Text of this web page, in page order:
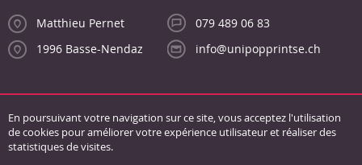
Matthieu Pernet
1996 Basse-Nendaz
079 489 06 83
info@unipopprintse.ch
En poursuivant votre navigation sur ce site, vous acceptez l'utilisation
de cookies pour améliorer votre expérience utilisateur et réaliser des
statistiques de visites.